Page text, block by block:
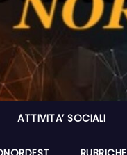
ATTIVITA’ SOCIALI